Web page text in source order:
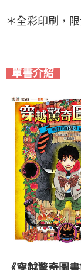
＊全彩印刷，限
單書介紹